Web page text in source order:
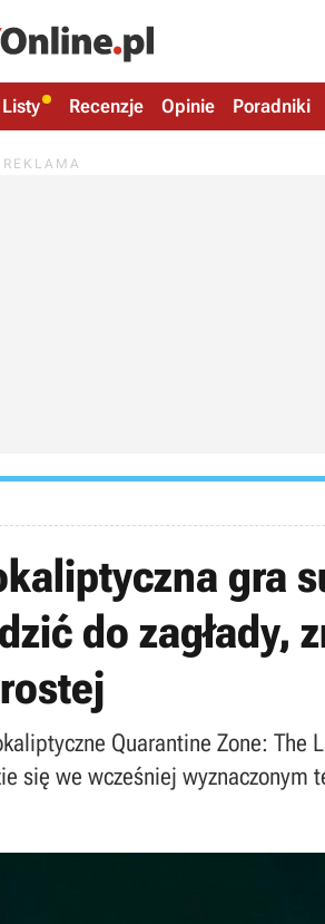
Listy Recenzje Opinie Poradniki
gra
do zagłady,
Quarantine Zone: The
się we wcześniej wyznaczonym